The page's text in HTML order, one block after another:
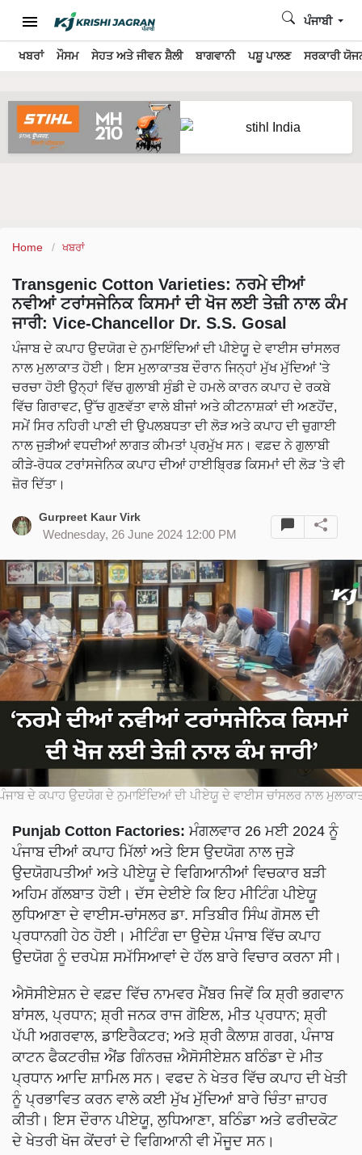
ਖਬਰਾਂ ਮੌਸਮ ਸੇਹਤ ਅਤੇ ਜੀਵਨ ਸ਼ੈਲੀ ਬਾਗਵਾਨੀ ਪਸ਼ੂ ਪਾਲਣ ਸਰਕਾਰੀ
ਪੰਜਾਬੀ
Home ਖਬਰਾਂ
Transgenic Cotton Varieties: ਨਰਮੇ ਦੀਆਂ
ਨਵੀਆਂ ਟਰਾਂਸਜੇਨਿਕ ਕਿਸਮਾਂ ਦੀ ਖੋਜ ਲਈ ਤੇਜ਼ੀ ਨਾਲ ਕੰਮ
ਜਾਰੀ: Vice-Chancellor Dr. S.S. Gosal
ਪੰਜਾਬ ਦੇ ਕਪਾਹ ਉਦਯੋਗ ਦੇ ਨੁਮਾਇੰਦਿਆਂ ਦੀ ਪੀਏਯੂ ਦੇ ਵਾਈਸ ਚਾਂਸਲਰ
ਨਾਲ ਮੁਲਾਕਾਤ ਹੋਈ। ਇਸ ਮੁਲਾਕਾਤਬ ਦੌਰਾਨ ਜਿਨ੍ਹਾਂ ਮੁੱਖ ਮੁੱਦਿਆਂ 'ਤੇ
ਚਰਚਾ ਹੋਈ ਉਨ੍ਹਾਂ ਵਿੱਚ ਗੁਲਾਬੀ ਸੁੰਡੀ ਦੇ ਹਮਲੇ ਕਾਰਨ ਕਪਾਹ ਦੇ ਰਕਬੇ
ਵਿੱਚ ਗਿਰਾਵਟ, ਉੱਚ ਗੁਣਵੱਤਾ ਵਾਲੇ ਬੀਜਾਂ ਅਤੇ ਕੀਟਨਾਸ਼ਕਾਂ ਦੀ ਅਣਹੋਂਦ,
ਸਮੇਂ ਸਿਰ ਨਹਿਰੀ ਪਾਣੀ ਦੀ ਉਪਲਬਧਤਾ ਦੀ ਲੋੜ ਅਤੇ ਕਪਾਹ ਦੀ ਚੁਗਾਈ
ਨਾਲ ਜੁੜੀਆਂ ਵਧਦੀਆਂ ਲਾਗਤ ਕੀਮਤਾਂ ਪ੍ਰਮੁੱਖ ਸਨ। ਵਫ਼ਦ ਨੇ ਗੁਲਾਬੀ
ਕੀੜੇ-ਰੋਧਕ ਟਰਾਂਸਜੇਨਿਕ ਕਪਾਹ ਦੀਆਂ ਹਾਈਬ੍ਰਿਡ ਕਿਸਮਾਂ ਦੀ ਲੋੜ 'ਤੇ ਵੀ
ਜ਼ੋਰ ਦਿੱਤਾ।
Gurpreet Kaur Virk
Wednesday, 26 June 2024 12:00 PM
ਦੇ ਕਪਾਹ ਉਦਯੋਗ ਦੇ ਨੁਮਾਇੰਦਿਆਂ ਦੀ ਪੀਏਯੂ ਦੇ ਵਾਈਸ ਚਾਂਸਲਰ ਨਾਲ
Punjab Cotton Factories: ਮੰਗਲਵਾਰ 26 ਮਈ 2024 ਨੂੰ
ਪੰਜਾਬ ਦੀਆਂ ਕਪਾਹ ਮਿੱਲਾਂ ਅਤੇ ਇਸ ਉਦਯੋਗ ਨਾਲ ਜੁੜੇ
ਉਦਯੋਗਪਤੀਆਂ ਅਤੇ ਪੀਏਯੂ ਦੇ ਵਿਗਿਆਨੀਆਂ ਵਿਚਕਾਰ ਬੜੀ
ਅਹਿਮ ਗੱਲਬਾਤ ਹੋਈ। ਦੱਸ ਦੇਈਏ ਕਿ ਇਹ ਮੀਟਿੰਗ ਪੀਏਯੂ
ਲੁਧਿਆਣਾ ਦੇ ਵਾਈਸ-ਚਾਂਸਲਰ ਡਾ. ਸਤਿਬੀਰ ਸਿੰਘ ਗੋਸਲ ਦੀ
ਪ੍ਰਧਾਨਗੀ ਹੇਠ ਹੋਈ। ਮੀਟਿੰਗ ਦਾ ਉਦੇਸ਼ ਪੰਜਾਬ ਵਿੱਚ ਕਪਾਹ
ਉਦਯੋਗ ਨੂੰ ਦਰਪੇਸ਼ ਸਮੱਸਿਆਵਾਂ ਦੇ ਹੱਲ ਬਾਰੇ ਵਿਚਾਰ ਕਰਨਾ ਸੀ।
ਐਸੋਸੀਏਸ਼ਨ ਦੇ ਵਫ਼ਦ ਵਿੱਚ ਨਾਮਵਰ ਮੈਂਬਰ ਜਿਵੇਂ ਕਿ ਸ਼੍ਰੀ ਭਗਵਾਨ
ਬਾਂਸਲ, ਪ੍ਰਧਾਨ; ਸ਼੍ਰੀ ਜਨਕ ਰਾਜ ਗੋਇਲ, ਮੀਤ ਪ੍ਰਧਾਨ; ਸ਼੍ਰੀ
ਪੱਪੀ ਅਗਰਵਾਲ, ਡਾਇਰੈਕਟਰ; ਅਤੇ ਸ਼੍ਰੀ ਕੈਲਾਸ਼ ਗਰਗ, ਪੰਜਾਬ
ਕਾਟਨ ਫੈਕਟਰੀਜ਼ ਐਂਡ ਗਿੰਨਰਜ਼ ਐਸੋਸੀਏਸ਼ਨ ਬਠਿੰਡਾ ਦੇ ਮੀਤ
ਪ੍ਰਧਾਨ ਆਦਿ ਸ਼ਾਮਿਲ ਸਨ। ਵਫਦ ਨੇ ਖੇਤਰ ਵਿੱਚ ਕਪਾਹ ਦੀ ਖੇਤੀ
ਨੂੰ ਪ੍ਰਭਾਵਿਤ ਕਰਨ ਵਾਲੇ ਕਈ ਮੁੱਖ ਮੁੱਦਿਆਂ ਬਾਰੇ ਚਿੰਤਾ ਜ਼ਾਹਰ
ਕੀਤੀ। ਇਸ ਦੌਰਾਨ ਪੀਏਯੂ, ਲੁਧਿਆਣਾ, ਬਠਿੰਡਾ ਅਤੇ ਫਰੀਦਕੋਟ
ਦੇ ਖੇਤਰੀ ਖੋਜ ਕੇਂਦਰਾਂ ਦੇ ਵਿਗਿਆਨੀ ਵੀ ਮੌਜੂਦ ਸਨ।